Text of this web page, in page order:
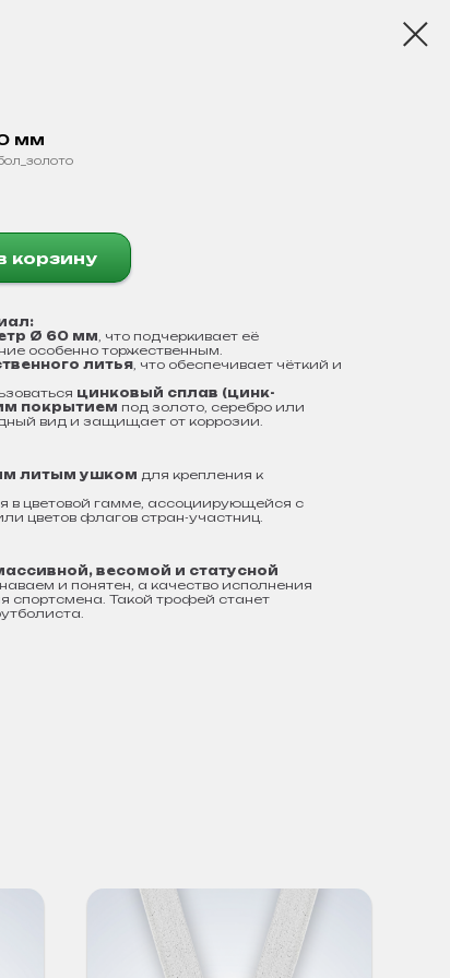
мм
корзину
Ø 60 мм, что подчеркивает её
особенно торжественным.
литья, что обеспечивает чёткий и
цинковый сплав (цинк-
покрытием под золото, серебро или
вид и защищает от коррозии.
литым ушком для крепления к
в цветовой гамме, ассоциирующейся с
цветов флагов стран-участниц.
весомой и статусной
и понятен, а качество исполнения
спортсмена. Такой трофей станет